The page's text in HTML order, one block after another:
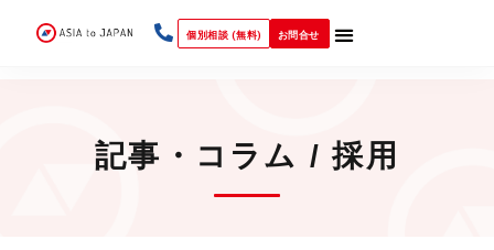
個別相談 (無料) お問合せ
記事・コラム / 採用